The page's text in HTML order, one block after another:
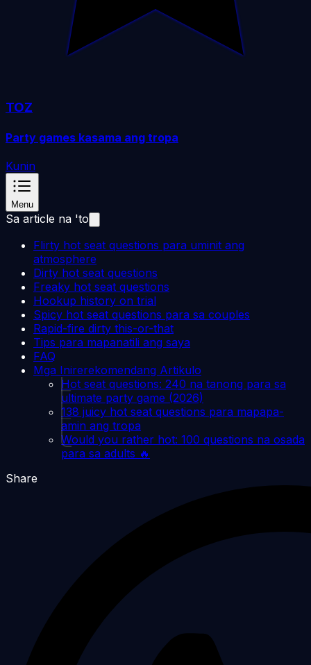
TOZ
Party games kasama ang tropa
Kunin
Menu
Sa article na 'to
Flirty hot seat questions para uminit ang
atmosphere
Dirty hot seat questions
Freaky hot seat questions
Hookup history on trial
Spicy hot seat questions para sa couples
Rapid-fire dirty this-or-that
Tips para mapanatili ang saya
FAQ
Mga Inirerekomendang Artikulo
Hot seat questions: 240 na tanong para sa
ultimate party game (2026)
138 juicy hot seat questions para mapapa-
amin ang tropa
Would you rather hot: 100 questions na osada
para sa adults 🔥
Share